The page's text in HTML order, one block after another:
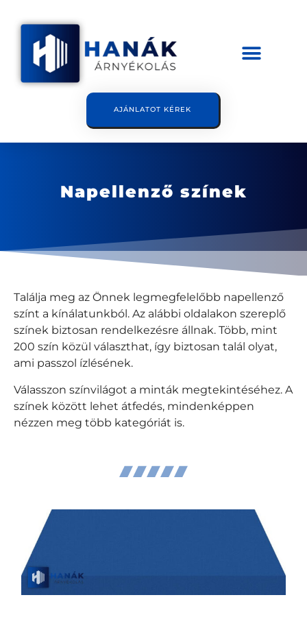
AJÁNLATOT KÉREK
Napellenző színek
Találja meg az Önnek legmegfelelőbb napellenző
színt a kínálatunkból. Az alábbi oldalakon szereplő
színek biztosan rendelkezésre állnak. Több, mint
200 szín közül választhat, így biztosan talál olyat,
ami passzol ízlésének.
Válasszon színvilágot a minták megtekintéséhez. A
színek között lehet átfedés, mindenképpen
nézzen meg több kategóriát is.